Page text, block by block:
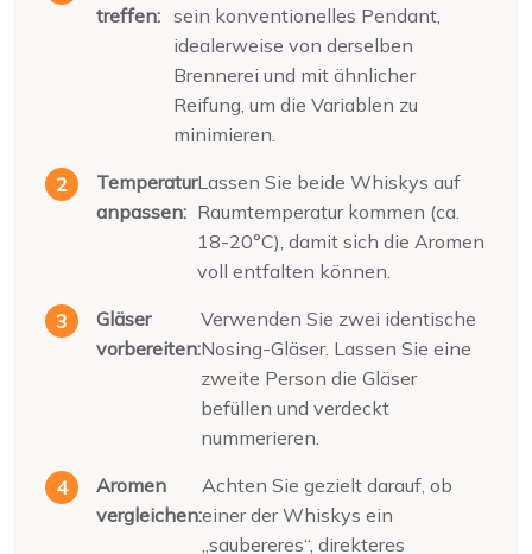
treffen: sein konventionelles Pendant,
idealerweise von derselben
Brennerei und mit ähnlicher
Reifung, um die Variablen zu
minimieren.
Temperatur
anpassen:
Lassen Sie beide Whiskys auf
Raumtemperatur kommen (ca.
18-20°C), damit sich die Aromen
voll entfalten können.
Gläser
vorbereiten:
Verwenden Sie zwei identische
Nosing-Gläser. Lassen Sie eine
zweite Person die Gläser
befüllen und verdeckt
nummerieren.
Aromen
vergleichen:
Achten Sie gezielt darauf, ob
einer der Whiskys ein
„saubereres“, direkteres